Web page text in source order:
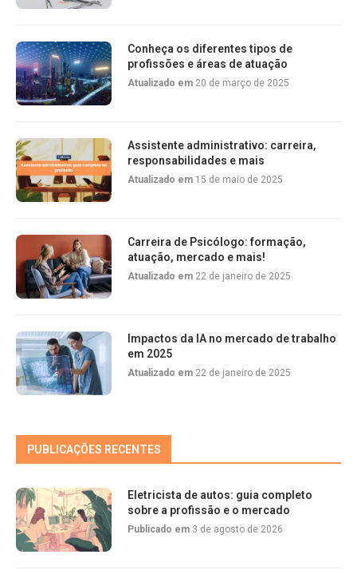
Conheça os diferentes tipos de
profissões e áreas de atuação
Atualizado em 20 de março de 2025
Assistente administrativo: carreira,
responsabilidades e mais
Atualizado em 15 de maio de 2025
Carreira de Psicólogo: formação,
atuação, mercado e mais!
Atualizado em 22 de janeiro de 2025
Impactos da IA no mercado de trabalho
em 2025
Atualizado em 22 de janeiro de 2025
PUBLICAÇÕES RECENTES
Eletricista de autos: guia completo
sobre a profissão e o mercado
Publicado em 3 de agosto de 2026